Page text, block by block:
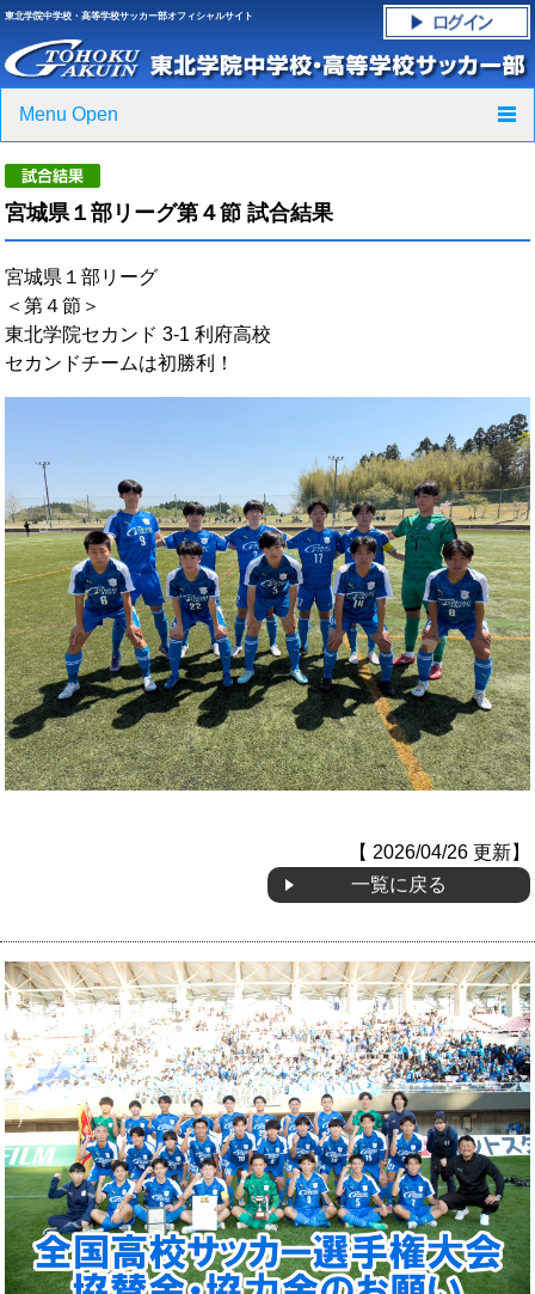
東北学院中学校・高等学校サッカー部オフィシャルサイト
Menu Open
ニュース
スケジュール
グラウンド・施設紹介
フォトギャラリー
応援グッズご案内
OB会
宮城県１部リーグ第４節 試合結果
宮城県１部リーグ
＜第４節＞
東北学院セカンド 3-1 利府高校
セカンドチームは初勝利！
【 2026/04/26 更新】
一覧に戻る